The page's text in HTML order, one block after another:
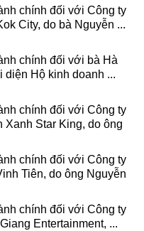
chính đối với Công ty
City, do bà Nguyễn ...
chính đối với bà Hà
diện Hộ kinh doanh ...
chính đối với Công ty
Xanh Star King, do ông
chính đối với Công ty
Tiên, do ông Nguyễn
chính đối với Công ty
Entertainment, ...